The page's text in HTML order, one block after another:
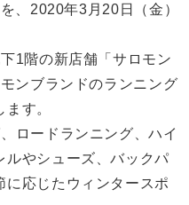
、2020年3月20日（金）
1階の新店舗「サロモン
ンブランドのランニング
す。
ロードランニング、ハイ
ルやシューズ、バックパ
に応じたウィンタースポ